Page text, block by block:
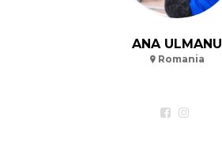
ANA ULMANU
Romania